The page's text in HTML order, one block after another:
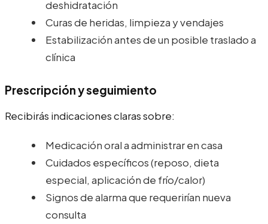
deshidratación
Curas de heridas, limpieza y vendajes
Estabilización antes de un posible traslado a
clínica
Prescripción y seguimiento
Recibirás indicaciones claras sobre:
Medicación oral a administrar en casa
Cuidados específicos (reposo, dieta
especial, aplicación de frío/calor)
Signos de alarma que requerirían nueva
consulta